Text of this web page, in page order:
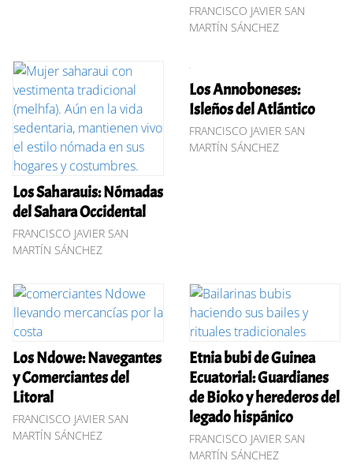
FRANCISCO JAVIER SAN
MARTÍN SÁNCHEZ
Los Saharauis: Nómadas
del Sahara Occidental
FRANCISCO JAVIER SAN
MARTÍN SÁNCHEZ
Los Annoboneses:
Isleños del Atlántico
FRANCISCO JAVIER SAN
MARTÍN SÁNCHEZ
Los Ndowe: Navegantes
y Comerciantes del
Litoral
FRANCISCO JAVIER SAN
MARTÍN SÁNCHEZ
Etnia bubi de Guinea
Ecuatorial: Guardianes
de Bioko y herederos del
legado hispánico
FRANCISCO JAVIER SAN
MARTÍN SÁNCHEZ